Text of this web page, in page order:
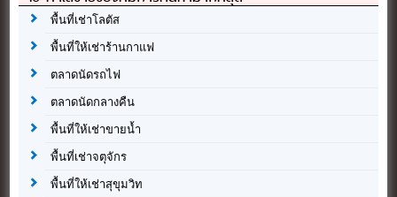
พื้นที่เช่าโลตัส
พื้นที่ให้เช่าร้านกาแฟ
ตลาดนัดรถไฟ
ตลาดนัดกลางคืน
พื้นที่ให้เช่าขายน้ำ
พื้นที่เช่าจตุจักร
พื้นที่ให้เช่าสุขุมวิท